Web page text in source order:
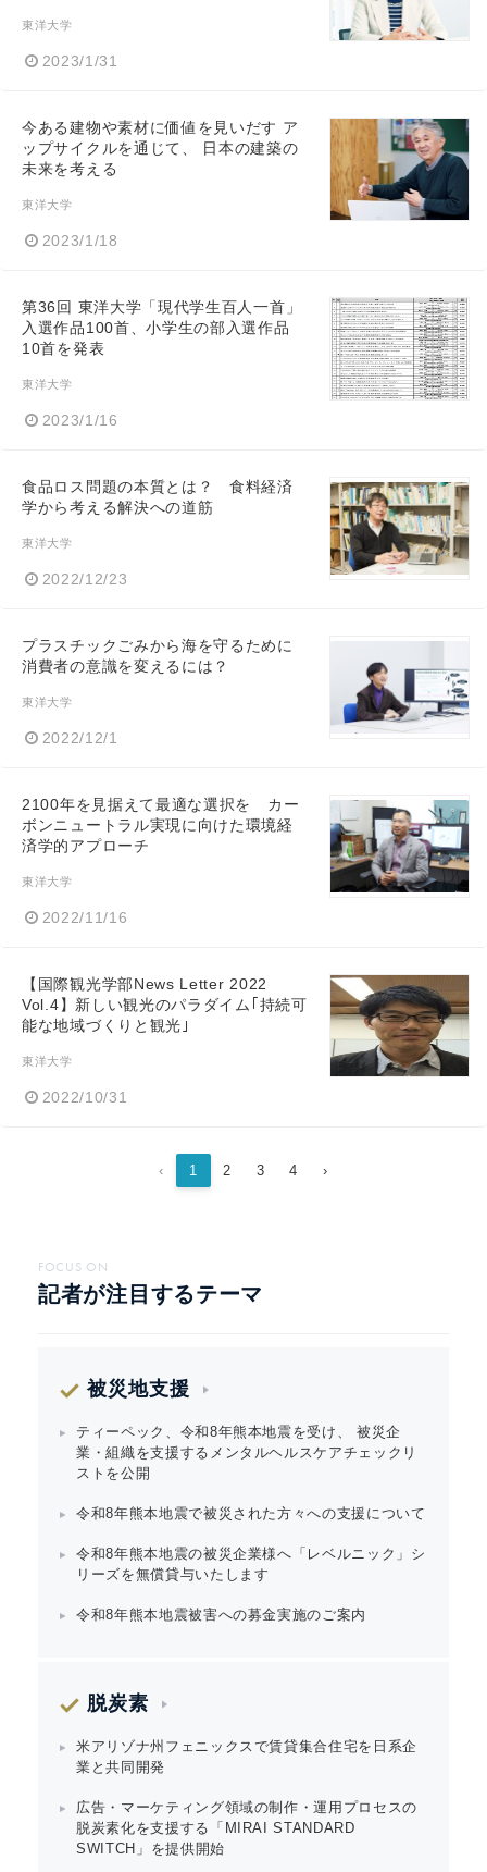
東洋大学
2023/1/31
今ある建物や素材に価値を見いだす ア
ップサイクルを通じて、 日本の建築の
未来を考える
東洋大学
2023/1/18
第36回 東洋大学「現代学生百人一首」
入選作品100首、小学生の部入選作品
10首を発表
東洋大学
2023/1/16
食品ロス問題の本質とは？ 食料経済
学から考える解決への道筋
東洋大学
2022/12/23
プラスチックごみから海を守るために
消費者の意識を変えるには？
東洋大学
2022/12/1
2100年を見据えて最適な選択を カー
ボンニュートラル実現に向けた環境経
済学的アプローチ
東洋大学
2022/11/16
【国際観光学部News Letter 2022
Vol.4】新しい観光のパラダイム｢持続可
能な地域づくりと観光｣
東洋大学
2022/10/31
‹ 1 2 3 4 ›
FOCUS ON
記者が注目するテーマ
被災地支援
ティーペック、令和8年熊本地震を受け、 被災企
業・組織を支援するメンタルヘルスケアチェックリ
ストを公開
令和8年熊本地震で被災された方々への支援について
令和8年熊本地震の被災企業様へ「レベルニック」シ
リーズを無償貸与いたします
令和8年熊本地震被害への募金実施のご案内
脱炭素
米アリゾナ州フェニックスで賃貸集合住宅を日系企
業と共同開発
広告・マーケティング領域の制作・運用プロセスの
脱炭素化を支援する「MIRAI STANDARD
SWITCH」を提供開始